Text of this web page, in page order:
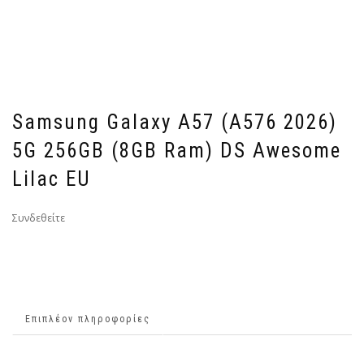
Samsung Galaxy A57 (A576 2026)
5G 256GB (8GB Ram) DS Awesome
Lilac EU
Συνδεθείτε
Επιπλέον πληροφορίες